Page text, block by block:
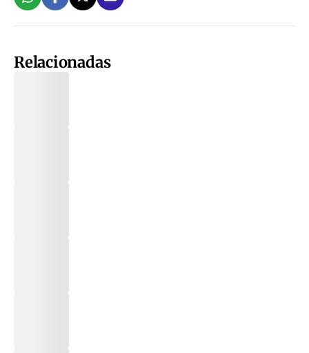
Relacionadas